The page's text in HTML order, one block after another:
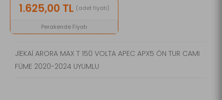
1.625,00 TL (adet fiyatı)
Perakende Fiyatı
JİEKAİ ARORA MAX T 150 VOLTA APEC APX5 ÖN TUR CAMI
FÜME 2020-2024 UYUMLU